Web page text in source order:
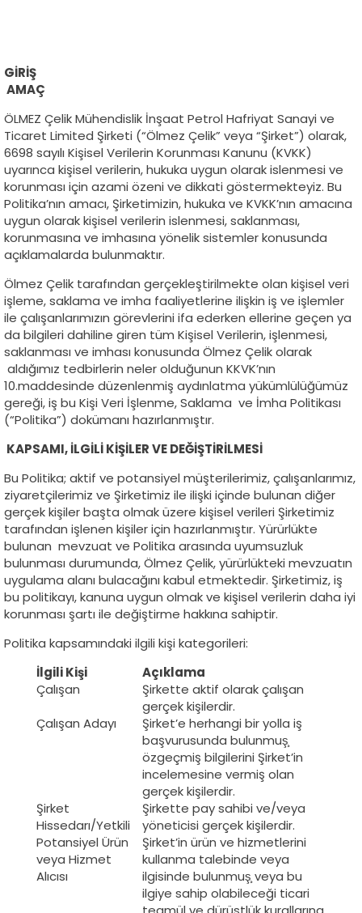
GİRİŞ
AMAÇ
ÖLMEZ Çelik Mühendislik İnşaat Petrol Hafriyat Sanayi ve
Ticaret Limited Şirketi (“Ölmez Çelik” veya “Şirket”) olarak,
6698 sayılı Kişisel Verilerin Korunması Kanunu (KVKK)
uyarınca kişisel verilerin, hukuka uygun olarak islenmesi ve
korunması için azami özeni ve dikkati göstermekteyiz. Bu
Politika’nın amacı, Şirketimizin, hukuka ve KVKK’nın amacına
uygun olarak kişisel verilerin islenmesi, saklanması,
korunmasına ve imhasına yönelik sistemler konusunda
açıklamalarda bulunmaktır.
Ölmez Çelik tarafından gerçekleştirilmekte olan kişisel veri
işleme, saklama ve imha faaliyetlerine ilişkin iş ve işlemler
ile çalışanlarımızın görevlerini ifa ederken ellerine geçen ya
da bilgileri dahiline giren tüm Kişisel Verilerin, işlenmesi,
saklanması ve imhası konusunda Ölmez Çelik olarak
aldığımız tedbirlerin neler olduğunun KKVK’nın
10.maddesinde düzenlenmiş aydınlatma yükümlülüğümüz
gereği, iş bu Kişi Veri İşlenme, Saklama ve İmha Politikası
(“Politika”) dokümanı hazırlanmıştır.
KAPSAMI, İLGİLİ KİŞİLER VE DEĞİŞTİRİLMESİ
Bu Politika; aktif ve potansiyel müşterilerimiz, çalışanlarımız,
ziyaretçilerimiz ve Şirketimiz ile ilişki içinde bulunan diğer
gerçek kişiler başta olmak üzere kişisel verileri Şirketimiz
tarafından işlenen kişiler için hazırlanmıştır. Yürürlükte
bulunan mevzuat ve Politika arasında uyumsuzluk
bulunması durumunda, Ölmez Çelik, yürürlükteki mevzuatın
uygulama alanı bulacağını kabul etmektedir. Şirketimiz, iş
bu politikayı, kanuna uygun olmak ve kişisel verilerin daha iyi
korunması şartı ile değiştirme hakkına sahiptir.
Politika kapsamındaki ilgili kişi kategorileri:
İlgili Kişi
Açıklama
Çalışan
Şirkette aktif olarak çalışan
gerçek kişilerdir.
Çalışan Adayı
Şirket’e herhangi bir yolla iş
başvurusunda bulunmuş̧
özgeçmiş bilgilerini Şirket’in
incelemesine vermiş olan
gerçek kişilerdir.
Şirket
Hissedarı/Yetkili
Şirkette pay sahibi ve/veya
yöneticisi gerçek kişilerdir.
Potansiyel Ürün
veya Hizmet
Alıcısı
Şirket’in ürün ve hizmetlerini
kullanma talebinde veya
ilgisinde bulunmuş̧ veya bu
ilgiye sahip olabileceği ticari